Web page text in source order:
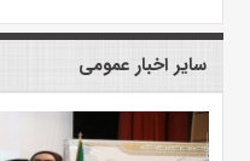
سایر اخبار عمومی